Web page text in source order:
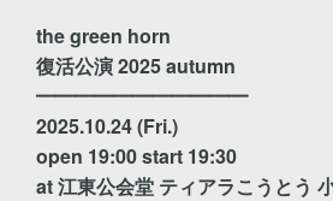
the green horn
復活公演 2025 autumn
━━━━━━━━━━━
2025.10.24 (Fri.)
open 19:00 start 19:30
at 江東公会堂 ティアラこうとう